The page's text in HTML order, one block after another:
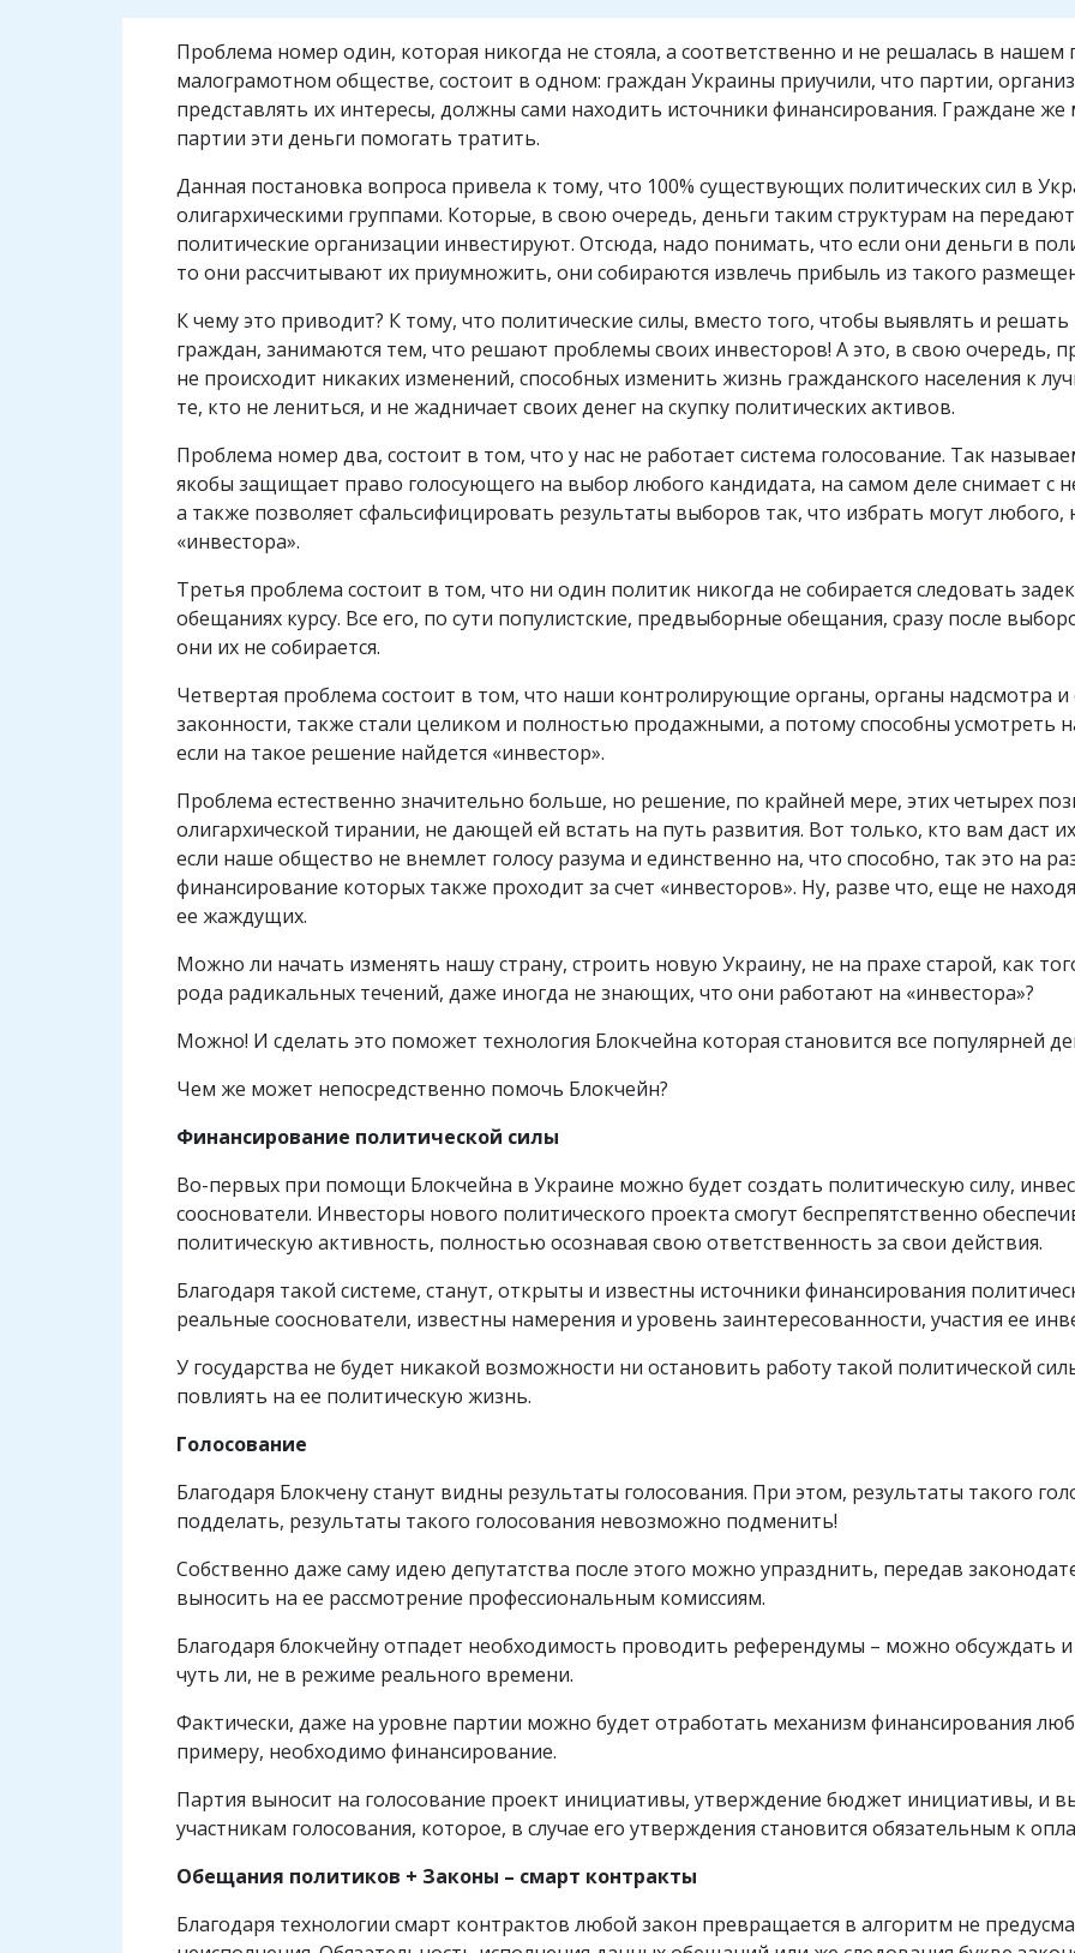
Проблема номер один, которая никогда не стояла, а соответственно и не решалась в нашем
малограмотном обществе, состоит в одном: граждан Украины приучили, что партии,
представлять их интересы, должны сами находить источники финансирования. Граждане же
партии эти деньги помогать тратить.
Данная постановка вопроса привела к тому, что 100% существующих политических сил в
олигархическими группами. Которые, в свою очередь, деньги таким структурам на
политические организации инвестируют. Отсюда, надо понимать, что если они деньги в
то они рассчитывают их приумножить, они собираются извлечь прибыль из такого
К чему это приводит? К тому, что политические силы, вместо того, чтобы выявлять и
граждан, занимаются тем, что решают проблемы своих инвесторов! А это, в свою очередь,
не происходит никаких изменений, способных изменить жизнь гражданского населения к
те, кто не лениться, и не жадничает своих денег на скупку политических активов.
Проблема номер два, состоит в том, что у нас не работает система голосование. Так
якобы защищает право голосующего на выбор любого кандидата, на самом деле снимает с
а также позволяет сфальсифицировать результаты выборов так, что избрать могут любого,
«инвестора».
Третья проблема состоит в том, что ни один политик никогда не собирается следовать
обещаниях курсу. Все его, по сути популистские, предвыборные обещания, сразу после
они их не собирается.
Четвертая проблема состоит в том, что наши контролирующие органы, органы надсмотра и
законности, также стали целиком и полностью продажными, а потому способны усмотреть
если на такое решение найдется «инвестор».
Проблема естественно значительно больше, но решение, по крайней мере, этих четырех
олигархической тирании, не дающей ей встать на путь развития. Вот только, кто вам даст
если наше общество не внемлет голосу разума и единственно на, что способно, так это на
финансирование которых также проходит за счет «инвесторов». Ну, разве что, еще не
ее жаждущих.
Можно ли начать изменять нашу страну, строить новую Украину, не на прахе старой, как
рода радикальных течений, даже иногда не знающих, что они работают на «инвестора»?
Можно! И сделать это поможет технология Блокчейна которая становится все популярней
Чем же может непосредственно помочь Блокчейн?
Финансирование политической силы
Во-первых при помощи Блокчейна в Украине можно будет создать политическую силу,
сооснователи. Инвесторы нового политического проекта смогут беспрепятственно
политическую активность, полностью осознавая свою ответственность за свои действия.
Благодаря такой системе, станут, открыты и известны источники финансирования
реальные сооснователи, известны намерения и уровень заинтересованности, участия ее
У государства не будет никакой возможности ни остановить работу такой политической
повлиять на ее политическую жизнь.
Голосование
Благодаря Блокчену станут видны результаты голосования. При этом, результаты такого
подделать, результаты такого голосования невозможно подменить!
Собственно даже саму идею депутатства после этого можно упразднить, передав
выносить на ее рассмотрение профессиональным комиссиям.
Благодаря блокчейну отпадет необходимость проводить референдумы – можно обсуждать
чуть ли, не в режиме реального времени.
Фактически, даже на уровне партии можно будет отработать механизм финансирования
примеру, необходимо финансирование.
Партия выносит на голосование проект инициативы, утверждение бюджет инициативы, и
участникам голосования, которое, в случае его утверждения становится обязательным к
Обещания политиков + Законы – смарт контракты
Благодаря технологии смарт контрактов любой закон превращается в алгоритм не